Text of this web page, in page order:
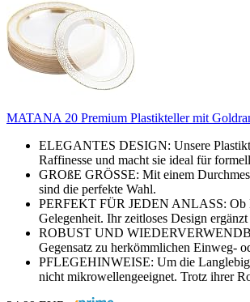
MATANA 20 Premium Plastikteller mit
ELEGANTES DESIGN: Unsere
Raffinesse und macht sie ideal für
GROßE GRÖSSE: Mit einem
sind die perfekte Wahl.
PERFEKT FÜR JEDEN ANLASS: Ob
Gelegenheit. Ihr zeitloses Design
ROBUST UND
Gegensatz zu herkömmlichen Einweg-
PFLEGEHINWEISE: Um die
nicht mikrowellengeeignet. Trotz ihrer